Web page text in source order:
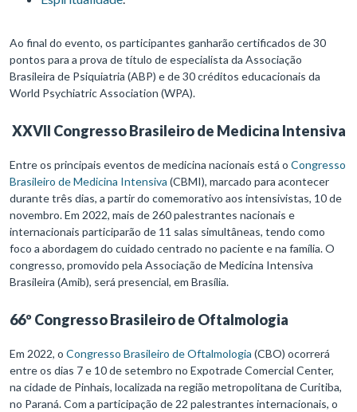
Ao final do evento, os participantes ganharão certificados de 30
pontos para a prova de título de especialista da Associação
Brasileira de Psiquiatria (ABP) e de 30 créditos educacionais da
World Psychiatric Association (WPA).
XXVII Congresso Brasileiro de Medicina Intensiva
Entre os principais eventos de medicina nacionais está o Congresso
Brasileiro de Medicina Intensiva (CBMI), marcado para acontecer
durante três dias, a partir do comemorativo aos intensivistas, 10 de
novembro. Em 2022, mais de 260 palestrantes nacionais e
internacionais participarão de 11 salas simultâneas, tendo como
foco a abordagem do cuidado centrado no paciente e na família. O
congresso, promovido pela Associação de Medicina Intensiva
Brasileira (Amib), será presencial, em Brasília.
66º Congresso Brasileiro de Oftalmologia
Em 2022, o Congresso Brasileiro de Oftalmologia (CBO) ocorrerá
entre os dias 7 e 10 de setembro no Expotrade Comercial Center,
na cidade de Pinhais, localizada na região metropolitana de Curitiba,
no Paraná. Com a participação de 22 palestrantes internacionais, o